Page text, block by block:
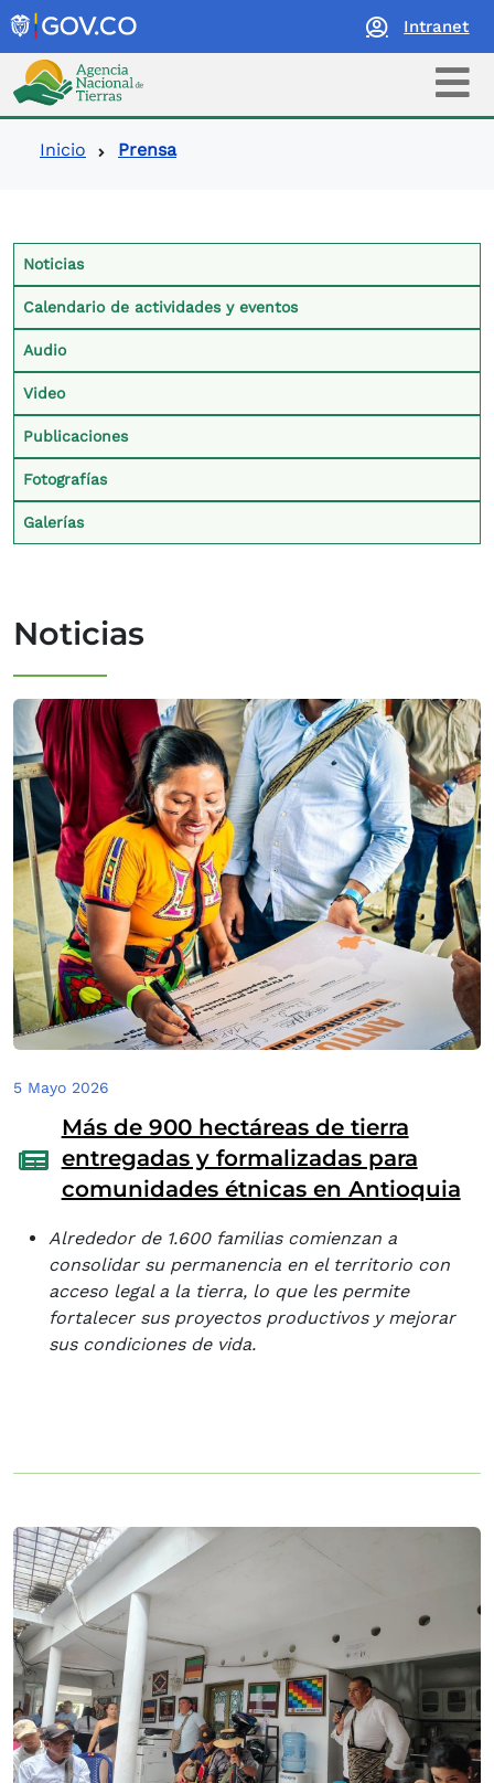
Intranet
Logo Agencia Nacional de Tierras
Ruta de navegación
Inicio Prensa
Contexto Prensa
Noticias
Calendario de actividades y eventos
Audio
Video
Publicaciones
Fotografías
Galerías
Noticias
5 Mayo 2026
Más de 900 hectáreas de tierra
entregadas y formalizadas para
comunidades étnicas en Antioquia
Alrededor de 1.600 familias comienzan a
consolidar su permanencia en el territorio con
acceso legal a la tierra, lo que les permite
fortalecer sus proyectos productivos y mejorar
sus condiciones de vida.